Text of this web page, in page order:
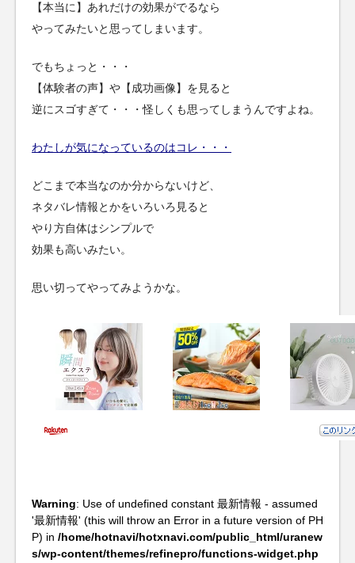
【本当に】あれだけの効果がでるなら
やってみたいと思ってしまいます。
でもちょっと・・・
【体験者の声】や【成功画像】を見ると
逆にスゴすぎて・・・怪しくも思ってしまうんですよね。
わたしが気になっているのはコレ・・・
どこまで本当なのか分からないけど、
ネタバレ情報とかをいろいろ見ると
やり方自体はシンプルで
効果も高いみたい。
思い切ってやってみようかな。
Warning: Use of undefined constant 最新情報 - assumed
'最新情報' (this will throw an Error in a future version of PH
P) in /home/hotnavi/hotxnavi.com/public_html/uranew
s/wp-content/themes/refinepro/functions-widget.php